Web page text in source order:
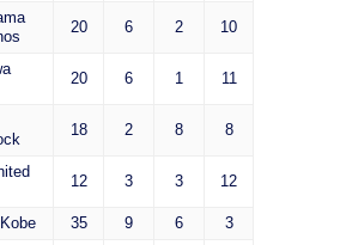
20 6 2 10
20 6 1 11
18 2 8 8
12 3 3 12
35 9 6 3